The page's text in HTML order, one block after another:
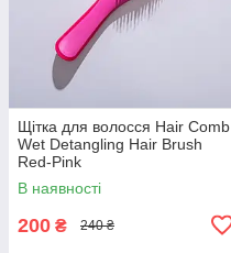
Щітка для волосся Hair Comb
Wet Detangling Hair Brush
Red-Pink
В наявності
200 ₴ 240 ₴